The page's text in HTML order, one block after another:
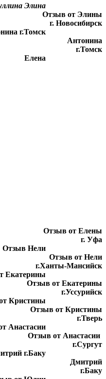
Отзыв от Элины
г. Новосибирск
Антонина
г.Томск
Отзыв от Елены
г. Уфа
Отзыв от Нели
г.Ханты-Мансийск
Отзыв от Екатерины
г.Уссурийск
Отзыв от Кристины
г.Тверь
Отзыв от Анастасии
г.Сургут
Дмитрий
г.Баку